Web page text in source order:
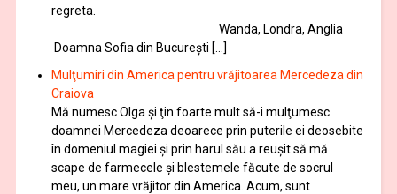
regreta.
Wanda, Londra, Anglia
Doamna Sofia din București […]
Mulţumiri din America pentru vrăjitoarea Mercedeza din
Craiova
Mă numesc Olga şi ţin foarte mult să-i mulţumesc
doamnei Mercedeza deoarece prin puterile ei deosebite
în domeniul magiei şi prin harul său a reuşit să mă
scape de farmecele şi blestemele făcute de socrul
meu, un mare vrăjitor din America. Acum, sunt